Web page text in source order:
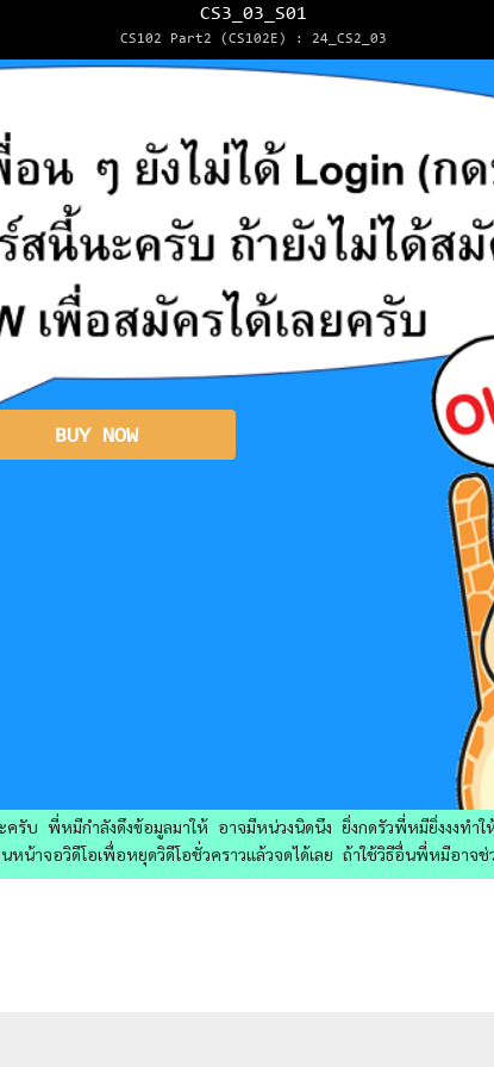
CS3_03_S01
CS102 Part2 (CS102E) : 24_CS2_03
BUY NOW
บ พี่หมีกำลังดึงข้อมูลมาให้ อาจมีหน่วงนิดนึง ยิ่งกดรัวพี่หมียิ่งงงทำใ
น้าจอวิดีโอเพื่อหยุดวิดีโอชั่วคราวแล้วจดได้เลย ถ้าใช้วิธีอื่นพี่หมีอาจช่